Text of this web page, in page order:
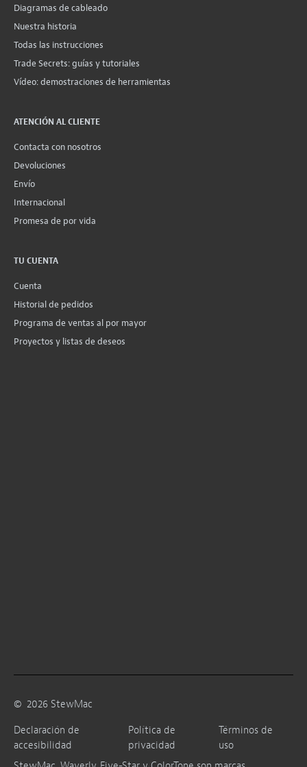
Diagramas de cableado
Nuestra historia
Todas las instrucciones
Trade Secrets: guías y tutoriales
Vídeo: demostraciones de herramientas
ATENCIÓN AL CLIENTE
Contacta con nosotros
Devoluciones
Envío
Internacional
Promesa de por vida
TU CUENTA
Cuenta
Historial de pedidos
Programa de ventas al por mayor
Proyectos y listas de deseos
© 2026 StewMac
Declaración de
accesibilidad
Política de
privacidad
Términos de
uso